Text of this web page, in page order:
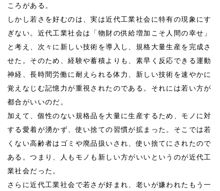
ころがある。
しかし若さを好むのは、実は近代工業社会に特有の現象にす
ぎない。近代工業社会は「物財の供給増加こそ人間の幸せ」
と考え、次々に新しい技術を導入し、規格大量生産を完成さ
せた。そのため、経験や蓄積よりも、素早く反応できる運動
神経、長時間労働に耐えられる体力、新しい技術を速やかに
覚えなじむ記憶力が重視されたのである。それには若い方が
都合がいいのだ。
加えて、個性のない規格品を大量に生産するため、モノに対
する愛着が湧かず、使い捨ての習慣が拡まった。そこでは若
くない高齢者はゴミや廃品扱いされ、使い捨てにされたので
ある。つまり、人もモノも新しい方がいいというのが近代工
業社会だった。
さらに近代工業社会で若さが好まれ、老いが嫌われたもう一